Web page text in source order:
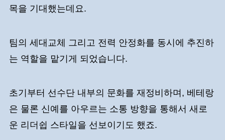
목을 기대했는데요.
팀의 세대교체 그리고 전력 안정화를 동시에 추진하
는 역할을 맡기게 되었습니다.
초기부터 선수단 내부의 문화를 재정비하며, 베테랑
은 물론 신예를 아우르는 소통 방향을 통해서 새로
운 리더쉽 스타일을 선보이기도 했죠.